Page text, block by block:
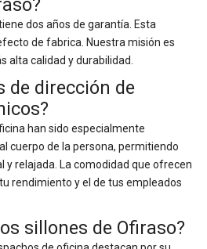
dos años de garantía. Esta
de fabrica. Nuestra misión es
alta calidad y durabilidad.
de dirección de
han sido especialmente
cuerpo de la persona, permitiendo
y relajada. La comodidad que ofrecen
rendimiento y el de tus empleados
sillones de Ofiraso?